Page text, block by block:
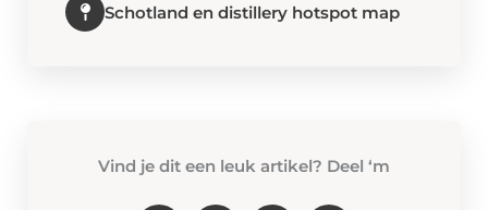
Schotland en distillery hotspot map
Vind je dit een leuk artikel? Deel ‘m